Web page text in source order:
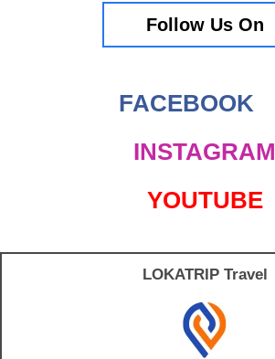
Follow Us On
FACEBOOK
INSTAGRAM
YOUTUBE
LOKATRIP Travel